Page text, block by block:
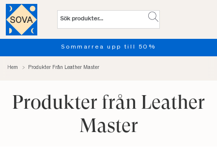
Sommarrea upp till 50%
Hem Produkter Från Leather Master
Produkter från Leather
Master